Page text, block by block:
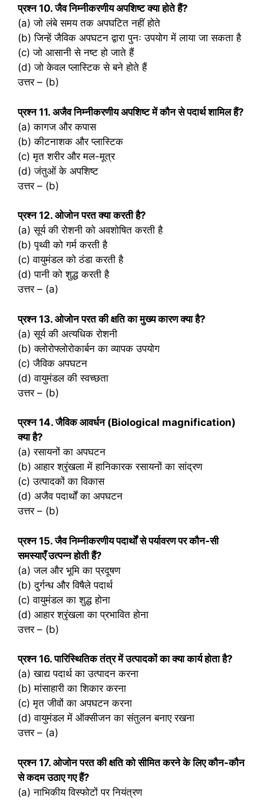
प्रश्‍न 10. जैव निम्नीकरणीय अपशिष्ट क्या होते हैं?
(a) जो लंबे समय तक अपघटित नहीं होते
(b) जिन्हें जैविक अपघटन द्वारा पुनः उपयोग में लाया जा सकता है
(c) जो आसानी से नष्ट हो जाते हैं
(d) जो केवल प्लास्टिक से बने होते हैं
उत्तर – (b)
प्रश्‍न 11. अजैव निम्नीकरणीय अपशिष्ट में कौन से पदार्थ शामिल हैं?
(a) कागज और कपास
(b) कीटनाशक और प्लास्टिक
(c) मृत शरीर और मल-मूत्र
(d) जंतुओं के अपशिष्ट
उत्तर – (b)
प्रश्‍न 12. ओजोन परत क्या करती है?
(a) सूर्य की रोशनी को अवशोषित करती है
(b) पृथ्वी को गर्म करती है
(c) वायुमंडल को ठंडा करती है
(d) पानी को शुद्ध करती है
उत्तर – (a)
प्रश्‍न 13. ओजोन परत की क्षति का मुख्य कारण क्या है?
(a) सूर्य की अत्यधिक रोशनी
(b) क्लोरोफ्लोरोकार्बन का व्यापक उपयोग
(c) जैविक अपघटन
(d) वायुमंडल की स्वच्छता
उत्तर – (b)
प्रश्‍न 14. जैविक आवर्धन (Biological magnification)
क्या है?
(a) रसायनों का अपघटन
(b) आहार श्रृंखला में हानिकारक रसायनों का सांद्रण
(c) उत्पादकों का विकास
(d) अजैव पदार्थों का अपघटन
उत्तर – (b)
प्रश्‍न 15. जैव निम्नीकरणीय पदार्थों से पर्यावरण पर कौन-सी
समस्याएँ उत्पन्न होती हैं?
(a) जल और भूमि का प्रदूषण
(b) दुर्गन्ध और विषैले पदार्थ
(c) वायुमंडल का शुद्ध होना
(d) आहार श्रृंखला का प्रभावित होना
उत्तर – (b)
प्रश्‍न 16. पारिस्थितिक तंत्र में उत्पादकों का क्या कार्य होता है?
(a) खाद्य पदार्थ का उत्पादन करना
(b) मांसाहारी का शिकार करना
(c) मृत जीवों का अपघटन करना
(d) वायुमंडल में ऑक्सीजन का संतुलन बनाए रखना
उत्तर – (a)
प्रश्‍न 17. ओजोन परत की क्षति को सीमित करने के लिए कौन-कौन
से कदम उठाए गए हैं?
(a) नाभिकीय विस्फोटों पर नियंत्रण